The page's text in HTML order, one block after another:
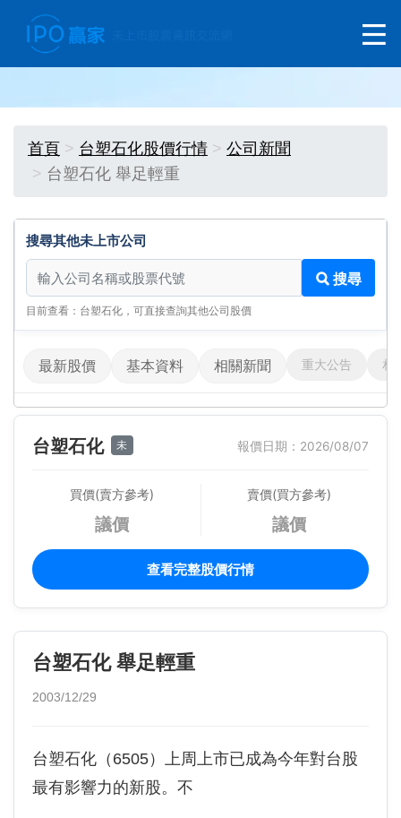
首頁 台塑石化股價行情
公司新聞
台塑石化 舉足輕重
搜尋其他未上市公司
搜尋其他未上市公司
搜尋
目前查看：台塑石化，可直接查詢其他公司股價
最新股價 基本資料 相關新聞 重大公告 相
台塑石化 未 報價日期：2026/08/07
買價(賣方參考)
議價
賣價(買方參考)
議價
查看完整股價行情
台塑石化 舉足輕重
2003/12/29
台塑石化（6505）上周上市已成為今年對台股
最有影響力的新股。不